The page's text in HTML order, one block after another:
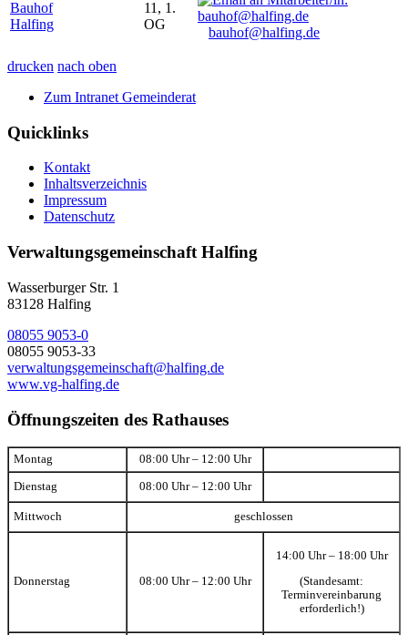
Bauhof
Halfing
11, 1.
OG
bauhof@halfing.de
drucken nach oben
Zum Intranet Gemeinderat
Quicklinks
Kontakt
Inhaltsverzeichnis
Impressum
Datenschutz
Verwaltungsgemeinschaft Halfing
Wasserburger Str. 1
83128 Halfing
08055 9053-0
08055 9053-33
verwaltungsgemeinschaft@halfing.de
www.vg-halfing.de
Öffnungszeiten des Rathauses
Montag 08:00 Uhr – 12:00 Uhr
Dienstag 08:00 Uhr – 12:00 Uhr
Mittwoch geschlossen
Donnerstag 08:00 Uhr – 12:00 Uhr
14:00 Uhr – 18:00 Uhr
(Standesamt:
Terminvereinbarung
erforderlich!)